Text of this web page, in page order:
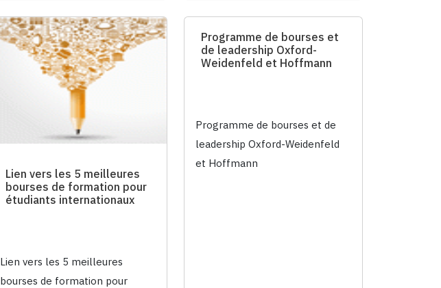
Lien vers les 5 meilleures
bourses de formation pour
étudiants internationaux
Lien vers les 5 meilleures
bourses de formation pour
Programme de bourses et
de leadership Oxford-
Weidenfeld et Hoffmann
Programme de bourses et de
leadership Oxford-Weidenfeld
et Hoffmann